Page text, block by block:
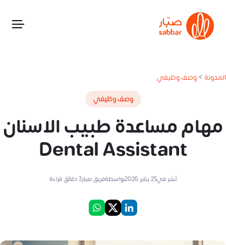
المدونة>وصف وظيفي
وصف وظيفي
مهام مساعدة طبيب الاسنان
Dental Assistant
نُشر في25 يناير 2026 بواسطةفريق صبار3دقائق قراءة